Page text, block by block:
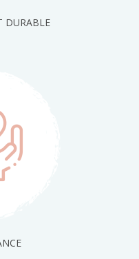
DURABLE